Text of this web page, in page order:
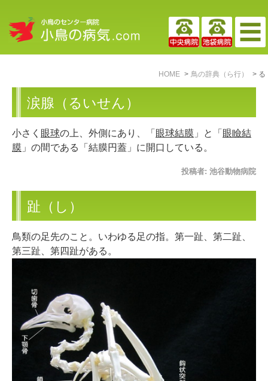
HOME 鳥の辞典（ら行） る
涙腺（るいせん）
小さく 眼球の上、外側にあり、「 眼球結膜 」と「 眼瞼結
膜 」の間である「結膜円蓋」に開口している。
投稿者: 池谷動物病院
趾（し）
鳥類の足先のこと。いわゆる足の指。第一趾、第二趾、
第三趾、第四趾がある。